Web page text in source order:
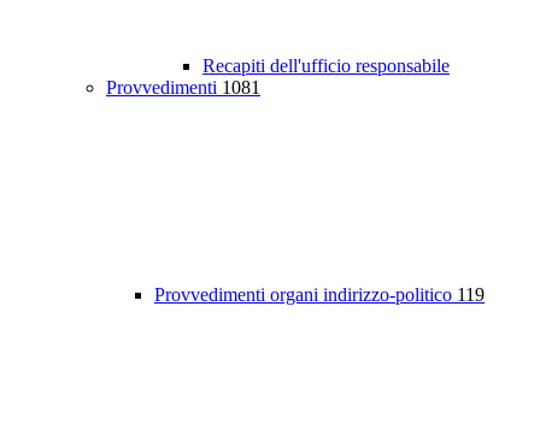
Recapiti dell'ufficio responsabile
Provvedimenti 1081
Provvedimenti organi indirizzo-politico 119